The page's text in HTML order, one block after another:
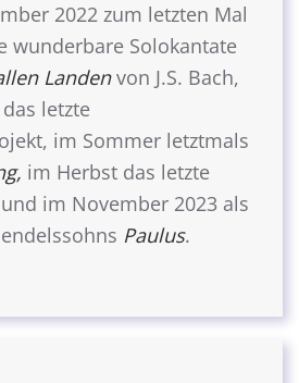
2022 zum letzten Mal
wunderbare Solokantate
Landenvon J.S. Bach,
letzte
im Sommer letztmals
im Herbst das letzte
und im November 2023 als
Paulus.